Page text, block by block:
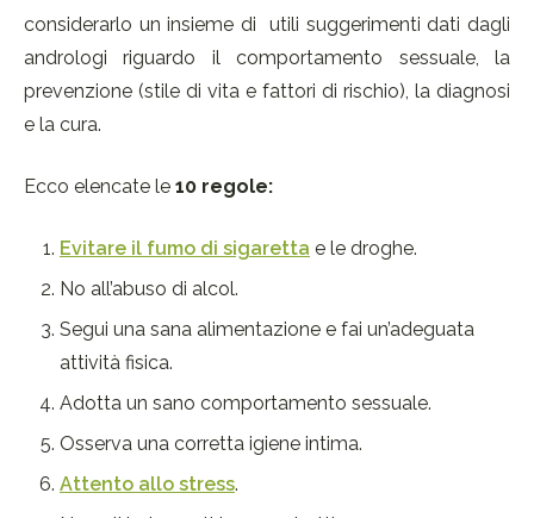
considerarlo un insieme di utili suggerimenti dati dagli
andrologi riguardo il comportamento sessuale, la
prevenzione (stile di vita e fattori di rischio), la diagnosi
e la cura.
Ecco elencate le 10 regole:
Evitare il fumo di sigaretta e le droghe.
No all’abuso di alcol.
Segui una sana alimentazione e fai un’adeguata
attività fisica.
Adotta un sano comportamento sessuale.
Osserva una corretta igiene intima.
Attento allo stress.